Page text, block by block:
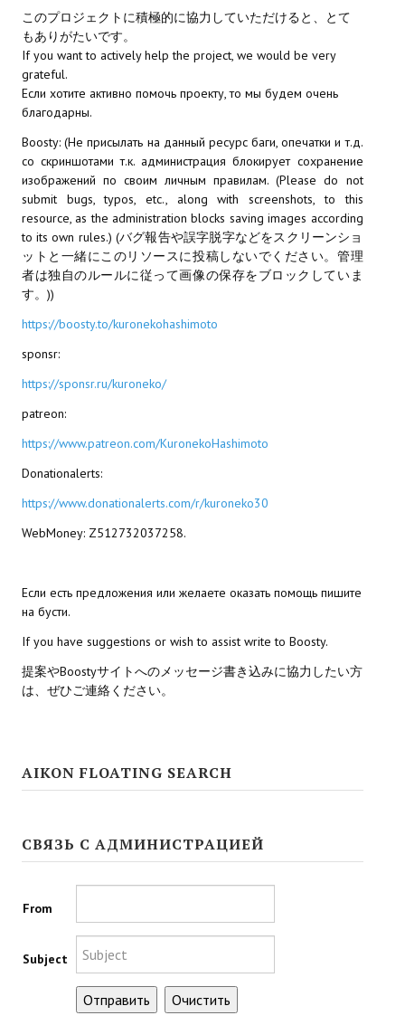
Корсары 3 Сундук мертвеца Remaster Fan Edition
Sea Dogs - City of Abandoned Ships Remaster Fan Edition
Sea Dogs Remaster Fan Edition
НОВОСТИ ПОРТАЛА
Новости
Новости Архив
МОДЫ ДЛЯ ИГР
Патчи
Mass Effect 2
Mass Effect 3
Моды
Dragon Age: Origins
Dragon Age 2
Dragon Age: Inquisition
GTA 5
Mass Effect Andromeda
Sacred Ice & Blood
Sims 4
Star Wars Knights of the Old Republic 1
Star Wars Knights of the Old Republic 2
Titan Quest Immortal Throne
このプロジェクトに積極的に協力していただけると、とて
もありがたいです。
If you want to actively help the project, we would be very
grateful.
Если хотите активно помочь проекту, то мы будем очень
благодарны.
Boosty: (Не присылать на данный ресурс баги, опечатки и т.д.
со скриншотами т.к. администрация блокирует сохранение
изображений по своим личным правилам. (Please do not
submit bugs, typos, etc., along with screenshots, to this
resource, as the administration blocks saving images according
to its own rules.) (バグ報告や誤字脱字などをスクリーンショ
ットと一緒にこのリソースに投稿しないでください。管理
者は独自のルールに従って画像の保存をブロックしていま
す。))
https://boosty.to/kuronekohashimoto
sponsr:
https://sponsr.ru/kuroneko/
patreon:
https://www.patreon.com/KuronekoHashimoto
Donationalerts:
https://www.donationalerts.com/r/kuroneko30
WebMoney: Z512732037258.
Если есть предложения или желаете оказать помощь пишите
на бусти.
If you have suggestions or wish to assist write to Boosty.
提案やBoostyサイトへのメッセージ書き込みに協力したい方
は、ぜひご連絡ください。
AIKON FLOATING SEARCH
СВЯЗЬ С АДМИНИСТРАЦИЕЙ
From
Subject